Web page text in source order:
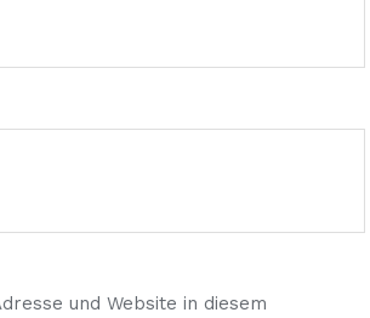
und Website in diesem